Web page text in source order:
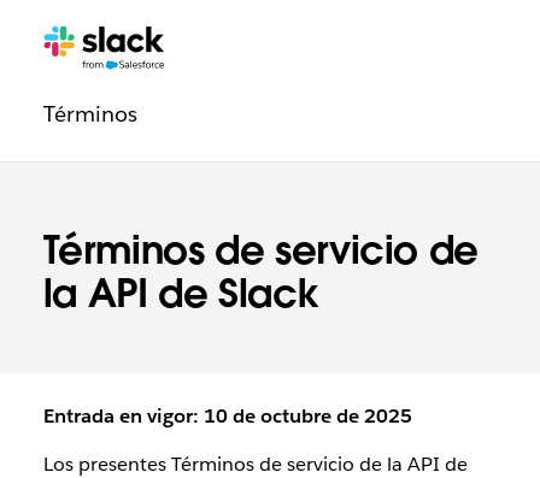
Términos de servicio de
la API de Slack
Navegación
Legal
Páginas
Términosadicionales
Entrada en vigor: 10 de octubre de 2025
Los presentes Términos de servicio de la API de